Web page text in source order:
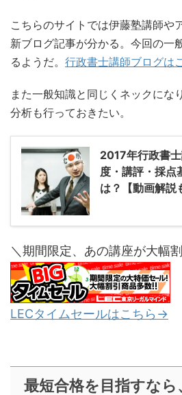
こちらのサイトでは伊藤塾講師や
新ブログ記事が分かる。今回の一
るようだ。 行政書士講師ブログは
また一般知識と同じくネックにな
分析も行っておきたい。
2017年行政書
度・講評・採点
は？【動画解説
＼期間限定、あの講座が大幅
LECタイムセールはこちら→
最短合格を目指すな